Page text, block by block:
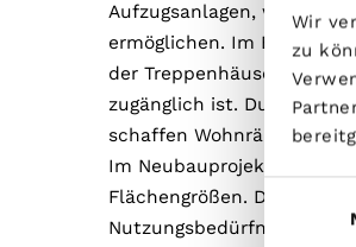
Wir
zu
Aufzugsanlagen, welche
ermöglichen. Im
der Treppenhäuser ist
zugänglich ist.
schaffen Wohnräume mit
Im Neubauprojekt
Flächengrößen. Die
Nutzungsbedürfnis-se